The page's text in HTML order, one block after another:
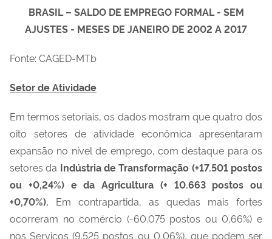
BRASIL – SALDO DE EMPREGO FORMAL - SEM
AJUSTES - MESES DE JANEIRO DE 2002 A 2017
Fonte: CAGED-MTb
Setor de Atividade
Em termos setoriais, os dados mostram que quatro dos
oito setores de atividade econômica apresentaram
expansão no nível de emprego, com destaque para os
setores da Indústria de Transformação (+17.501 postos
ou +0,24%) e da Agricultura (+ 10.663 postos ou
+0,70%). Em contrapartida, as quedas mais fortes
ocorreram no comércio (-60.075 postos ou 0,66%) e
nos Serviços (9.525 postos ou 0,06%), que podem ser